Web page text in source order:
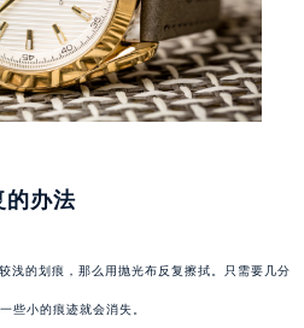
的办法
的划痕，那么用抛光布反复擦拭。只需要几分
些小的痕迹就会消失。